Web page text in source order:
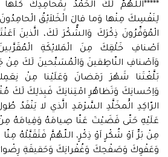
*****اللّـهُمَّ لَكَ الْحَمْدُ بِمَحامِدِكَ
لِنَفْسِكَ مِنْها وَما قالَ الْخَلاَئِقُ
الْمُوَفِّرُونَ ذِكْرَكَ وَالشُّكْرَ لَكَ، الَّذينَ
اَصْنافِ خَلْقِكَ مِنَ الْمَلائِكَةِ الْمُقَرَّبينَ
وَاَصْنافِ النّاطِقينَ وَالْمُسَبِّحينَ لَكَ مِنْ
بَلَّغْتَنا شَهْرَ رَمَضانَ وَعَلَيْنا مِنْ
وَاِحْسانِكَ وَتَظاهُرِ امْتِنانِكَ فَبِذلِكَ لَكَ
الرّاكِدِ الُْمخَلَّدِ السَّرْمَدِ الَّذي لا يَنْفَدُ
عَلَيْهِ حَتّى قَضَيْتَ عَنّا صِيامَهُ وَقِيامَهُ
مِنْ بَرٍّ اَوْ شُكْرٍ اَوْ ذِكْرٍ، اللّـهُمَّ فَتَقَبَّلْهُ
وَعَفْوِكَ وَصَفْحِكَ وَغُفْرانِكَ وَحَقيقَةِ